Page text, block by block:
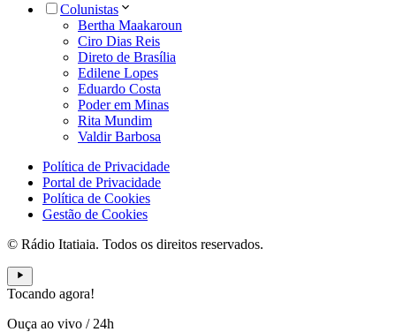
Colunistas
Bertha Maakaroun
Ciro Dias Reis
Direto de Brasília
Edilene Lopes
Eduardo Costa
Poder em Minas
Rita Mundim
Valdir Barbosa
Política de Privacidade
Portal de Privacidade
Política de Cookies
Gestão de Cookies
© Rádio Itatiaia. Todos os direitos reservados.
Tocando agora!
Ouça ao vivo / 24h